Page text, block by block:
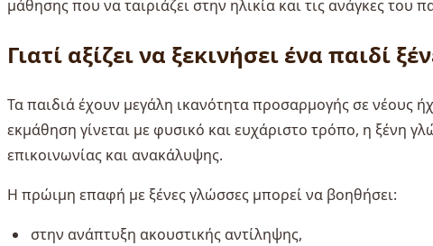
μάθησης που να ταιριάζει στην ηλικία και τις ανάγκες του
Γιατί αξίζει να ξεκινήσει ένα παιδί
Τα παιδιά έχουν μεγάλη ικανότητα προσαρμογής σε νέους
εκμάθηση γίνεται με φυσικό και ευχάριστο τρόπο, η ξένη
επικοινωνίας και ανακάλυψης.
Η πρώιμη επαφή με ξένες γλώσσες μπορεί να βοηθήσει:
στην ανάπτυξη ακουστικής αντίληψης,